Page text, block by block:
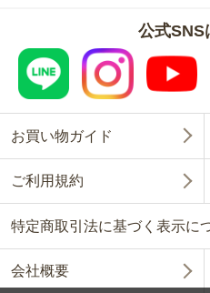
公式SNS
お買い物ガイド
ご利用規約
特定商取引法に基づく表示に
会社概要